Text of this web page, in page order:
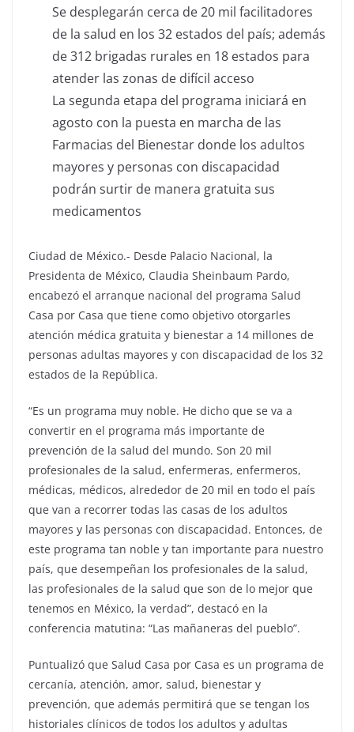
Se desplegarán cerca de 20 mil facilitadores
de la salud en los 32 estados del país; además
de 312 brigadas rurales en 18 estados para
atender las zonas de difícil acceso
La segunda etapa del programa iniciará en
agosto con la puesta en marcha de las
Farmacias del Bienestar donde los adultos
mayores y personas con discapacidad
podrán surtir de manera gratuita sus
medicamentos
Ciudad de México.- Desde Palacio Nacional, la
Presidenta de México, Claudia Sheinbaum Pardo,
encabezó el arranque nacional del programa Salud
Casa por Casa que tiene como objetivo otorgarles
atención médica gratuita y bienestar a 14 millones de
personas adultas mayores y con discapacidad de los 32
estados de la República.
“Es un programa muy noble. He dicho que se va a
convertir en el programa más importante de
prevención de la salud del mundo. Son 20 mil
profesionales de la salud, enfermeras, enfermeros,
médicas, médicos, alrededor de 20 mil en todo el país
que van a recorrer todas las casas de los adultos
mayores y las personas con discapacidad. Entonces, de
este programa tan noble y tan importante para nuestro
país, que desempeñan los profesionales de la salud,
las profesionales de la salud que son de lo mejor que
tenemos en México, la verdad”, destacó en la
conferencia matutina: “Las mañaneras del pueblo”.
Puntualizó que Salud Casa por Casa es un programa de
cercanía, atención, amor, salud, bienestar y
prevención, que además permitirá que se tengan los
historiales clínicos de todos los adultos y adultas